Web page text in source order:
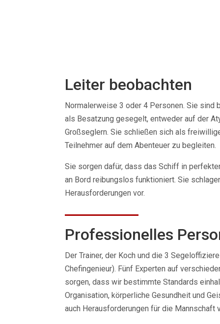
Leiter beobachten
Normalerweise 3 oder 4 Personen. Sie sind
als Besatzung gesegelt, entweder auf der
Großseglern. Sie schließen sich als
Teilnehmer auf dem Abenteuer zu begleiten.
Sie sorgen dafür, dass das Schiff in
an Bord reibungslos funktioniert. Sie
Herausforderungen vor.
Professionelles
Der Trainer, der Koch und die 3
Chefingenieur). Fünf Experten auf
sorgen, dass wir bestimmte Standards
Organisation, körperliche Gesundheit und
auch Herausforderungen für die Mannschaft